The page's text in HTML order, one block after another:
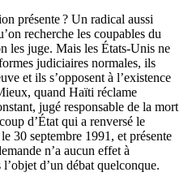
présente ? Un radical aussi
recherche les coupables du
les juge. Mais les États-Unis ne
judiciaires normales, ils
et ils s’opposent à l’existence
quand Haïti réclame
jugé responsable de la mort
d’État qui a renversé le
30 septembre 1991, et présente
n’a aucun effet à
d’un débat quelconque.